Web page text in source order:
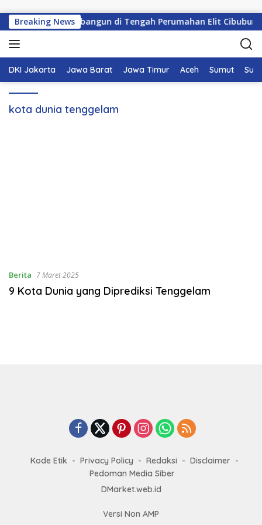
Breaking News
KDMP Resmi Dibangun di Tengah Perumahan Elit Cibubur,
DKI Jakarta Jawa Barat Jawa Timur Aceh Sumut
kota dunia tenggelam
Berita 7 Maret 2025
9 Kota Dunia yang Diprediksi Tenggelam
Kode Etik Privacy Policy Redaksi
Disclaimer
Pedoman Media Siber
DMarket.web.id
Versi Non AMP